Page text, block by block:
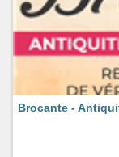
Brocante -